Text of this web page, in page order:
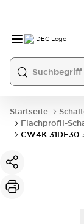
Startseite
Flachprofil-
CW4K-31DE30-